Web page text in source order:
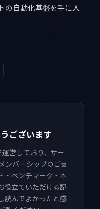
の自動化基盤を手に入
ございます
営しており、サー
ンバーシップのご支
・ベンチマーク・本
役立ていただける記
読んでよかったと感